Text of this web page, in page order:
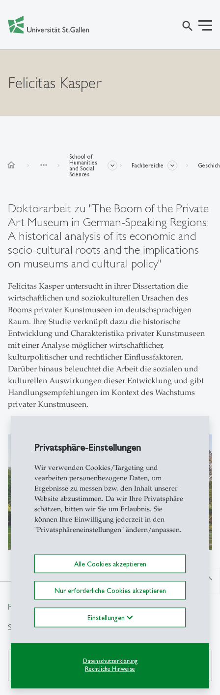
Privatsphäre-Einstellungen
Wir verwenden Cookies/Targeting und
vearbeiten personenbezogene Daten, um
Ergebnisse zu messen bzw. den Inhalt unserer
Website abzustimmen. Da wir Ihre Privatsphäre
schätzen, bitten wir Sie um Erlaubnis. Sie
können Ihre Einwilligung jederzeit in den
"Privatsphäreneinstellungen" ändern/anpassen.
Alle Cookies akzeptieren
Nur erforderliche Cookies akzeptieren
Einstellungen
Datenschutzerklärung
Rechtliche Hinweise
search
Felicitas Kasper
home more_horiz
School of
Humanities
and Social
Sciences
Fachbereiche
Doktorarbeit zu "The Boom of the Private
Art Museum in German-Speaking Regions:
A historical analysis of its economic and
socio-cultural roots and the implications
on museums and cultural policy"
Felicitas Kasper untersucht in ihrer Dissertation die
wirtschaftlichen und soziokulturellen Ursachen des
Booms privater Kunstmuseen im deutschsprachigen
Raum. Ihre Studie verknüpft dazu die historische
Entwicklung und Charakteristika privater Kunstmuseen
mit einer Analyse möglicher wirtschaftlicher,
kulturpolitischer und rechtlicher Einflussfaktoren.
Darüber hinaus beleuchtet die Arbeit die sozialen und
kulturellen Auswirkungen dieser Entwicklung und gibt
Handlungsempfehlungen im Kontext des Wachstums
privater Kunstmuseen.
north
From insight to impact.
Suche